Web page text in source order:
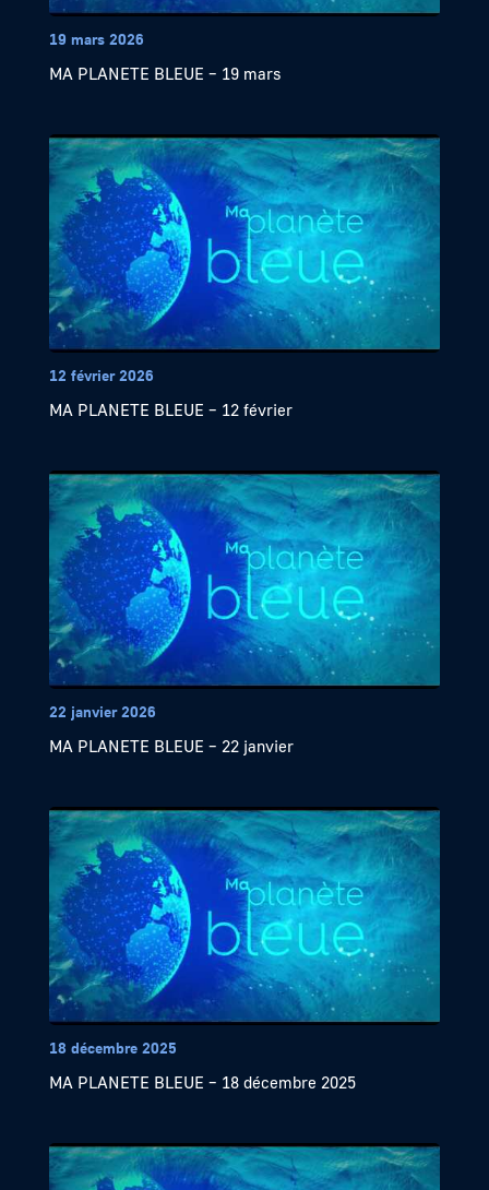
19 mars 2026
MA PLANETE BLEUE – 19 mars
12 février 2026
MA PLANETE BLEUE – 12 février
22 janvier 2026
MA PLANETE BLEUE – 22 janvier
18 décembre 2025
MA PLANETE BLEUE – 18 décembre 2025